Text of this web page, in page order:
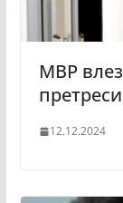
МВР
претреси
12.12.2024